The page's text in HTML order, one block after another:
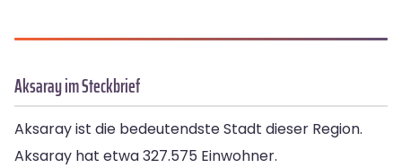
Aksaray im Steckbrief
Aksaray ist die bedeutendste Stadt dieser Region.
Aksaray hat etwa 327.575 Einwohner.